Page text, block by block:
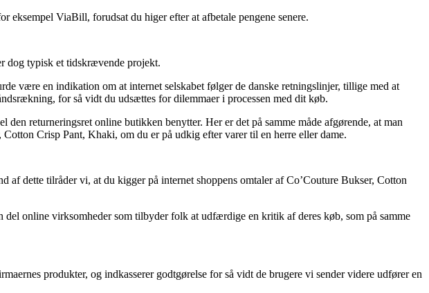
eksempel ViaBill, forudsat du higer efter at afbetale pengene senere.
dog typisk et tidskrævende projekt.
være en indikation om at internet selskabet følger de danske retningslinjer, tillige med at
for så vidt du udsættes for dilemmaer i processen med dit køb.
returneringsret online butikken benytter. Her er det på samme måde afgørende, at man
Crisp Pant, Khaki, om du er på udkig efter varer til en herre eller dame.
dette tilråder vi, at du kigger på internet shoppens omtaler af Co’Couture Bukser, Cotton
online virksomheder som tilbyder folk at udfærdige en kritik af deres køb, som på samme
produkter, og indkasserer godtgørelse for så vidt de brugere vi sender videre udfører en